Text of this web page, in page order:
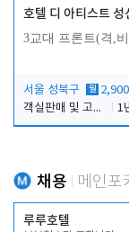
호텔 디 아티스트 성
3교대 프론트(격,
서울 성북구 월
객실판매 및 고객응대
1
채용 메인포
루루호텔